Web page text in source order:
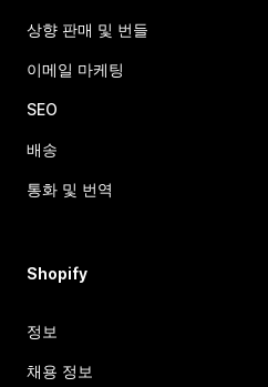
상향 판매 및 번들
이메일 마케팅
SEO
배송
통화 및 번역
Shopify
정보
채용 정보